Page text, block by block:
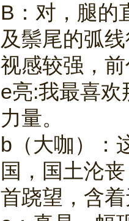
B：对，腿的
及鬃尾的弧
视感较强，
e亮:我最喜
力量。
b（大咖）：
国，国土沦
首跷望，含